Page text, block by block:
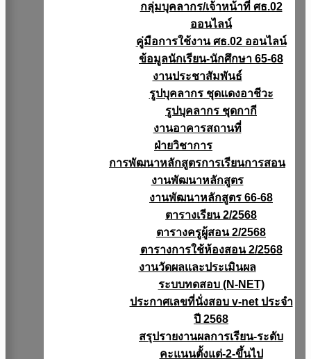
กลุ่มบุคลากร/เจ้าหน้าที่ ศธ.02
ออนไลน์
คู่มือการใช้งาน ศธ.02 ออนไลน์
ข้อมูลนักเรียน-นักศึกษา 65-68
งานประชาสัมพันธ์
รูปบุคลากร ชุดแดงอาชีวะ
รูปบุคลากร ชุดกากี
งานอาคารสถานที่
ฝ่ายวิชาการ
การพัฒนาหลักสูตรการเรียนการสอน
งานพัฒนาหลักสูตร
งานพัฒนาหลักสูตร 66-68
ตารางเรียน 2/2568
ตารางครูผู้สอน 2/2568
ตารางการใช้ห้องสอน 2/2568
งานวัดผลเเละประเมินผล
ระบบทดสอบ (N-NET)
ประกาศเลขที่นั่งสอบ v-net ประจำ
ปี 2568
สรุปรายงานผลการเรียน-ระดับ
คะแนนตั้งแต่-2-ขึ้นไป